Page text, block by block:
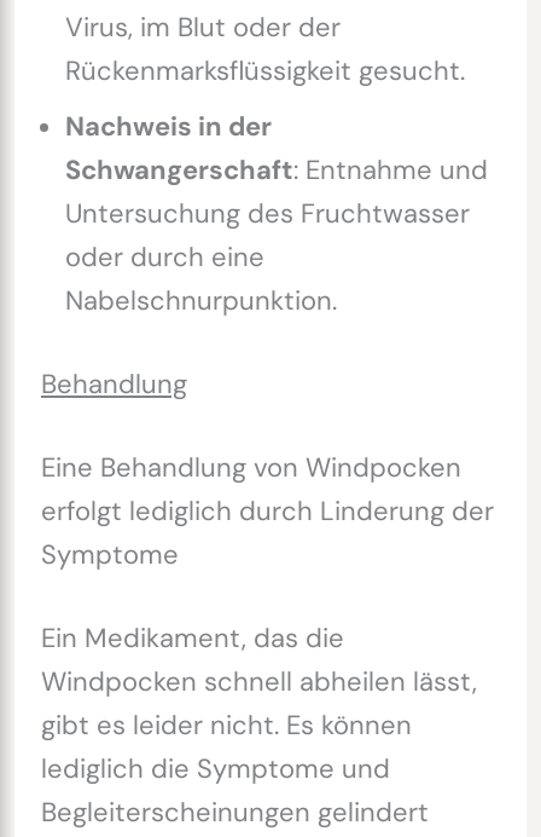
Virus, im Blut oder der
Rückenmarksflüssigkeit gesucht.
Nachweis in der
Schwangerschaft: Entnahme und
Untersuchung des Fruchtwasser
oder durch eine
Nabelschnurpunktion.
Behandlung
Eine Behandlung von Windpocken
erfolgt lediglich durch Linderung der
Symptome
Ein Medikament, das die
Windpocken schnell abheilen lässt,
gibt es leider nicht. Es können
lediglich die Symptome und
Begleiterscheinungen gelindert